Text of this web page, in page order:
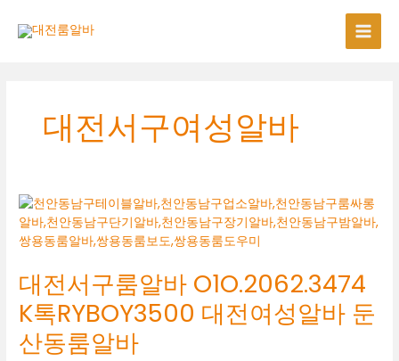
대전서구여성알바
대전서구룸알바 O1O.2062.3474
K톡RYBOY3500 대전여성알바 둔
산동룸알바